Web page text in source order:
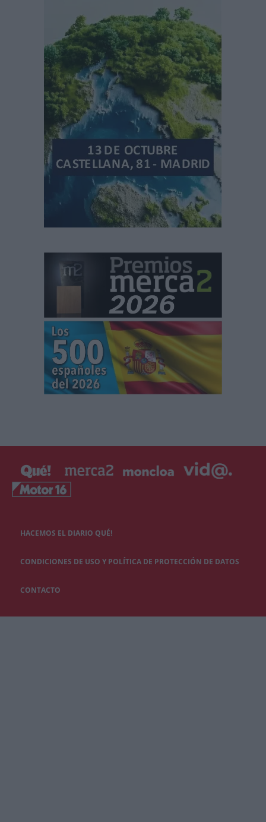
HACEMOS EL DIARIO QUÉ!
CONDICIONES DE USO Y POLÍTICA DE PROTECCIÓN DE DATOS
CONTACTO